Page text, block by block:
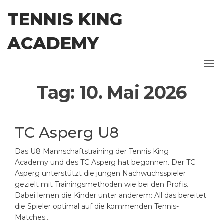
InhaltTENNIS KING
ACADEMY
Tag: 10. Mai 2026
TC Asperg U8
Das U8 Mannschaftstraining der Tennis King
Academy und des TC Asperg hat begonnen. Der TC
Asperg unterstützt die jungen Nachwuchsspieler
gezielt mit Trainingsmethoden wie bei den Profis.
Dabei lernen die Kinder unter anderem: All das bereitet
die Spieler optimal auf die kommenden Tennis-
Matches…